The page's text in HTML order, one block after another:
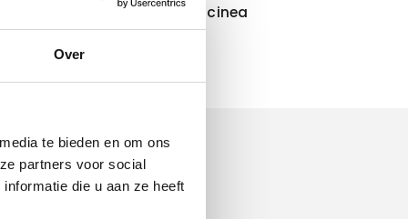
Over
te bieden en om ons
partners voor social
die u aan ze heeft
Leolux evidence Doicinea
Stof
Prijs op aanvraag